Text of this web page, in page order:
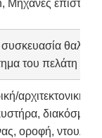
Μηχανές
του πελάτη
αρχιτεκτονική/
οροφή,